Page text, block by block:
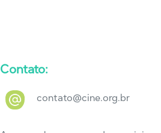
Contato:
contato@cine.org.br